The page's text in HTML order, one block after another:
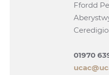
Ffordd
01970